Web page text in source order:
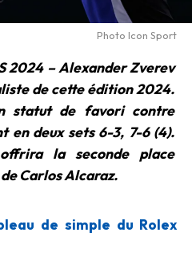
Photo Icon Sport
2024 – Alexander Zverev
de cette édition 2024.
statut de favori contre
en deux sets 6-3, 7-6 (4).
la seconde place
Carlos Alcaraz.
de simple du Rolex